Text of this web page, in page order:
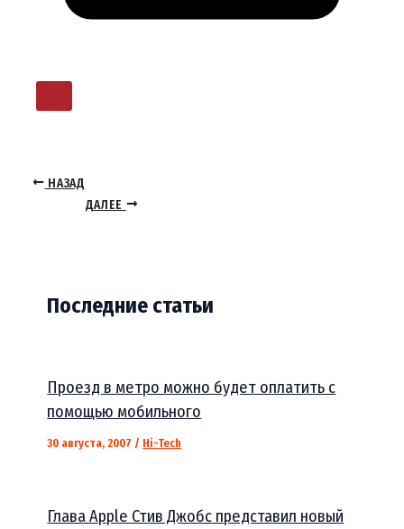
НАЗАД
ДАЛЕЕ
Последние статьи
Проезд в метро можно будет оплатить с
помощью мобильного
30 августа, 2007 / Hi-Tech
Глава Apple Стив Джобс представил новый